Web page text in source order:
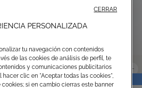
REBAJAS
PERSONALIZADA
tu navegación con contenidos
de las cookies de análisis de perfil, te
y comunicaciones publicitarios
hacer clic en "Aceptar todas las cookies",
si en cambio cierras este banner
CERRAR